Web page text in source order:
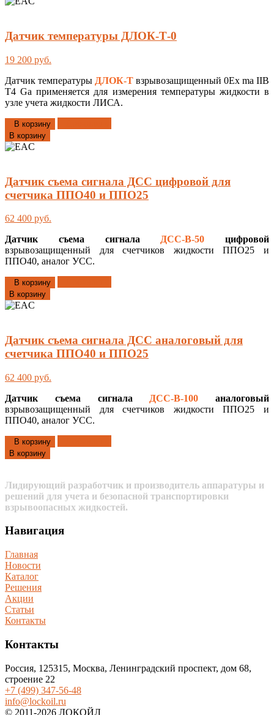
Датчик температуры ДЛОК-Т-0
19 200 руб.
Датчик температуры ДЛОК-Т взрывозащищенный 0Еx ma IIВ
Т4 Ga применяется для измерения температуры жидкости в
узле учета жидкости ЛИСА.
В корзину
В корзину
Датчик съема сигнала ДСС цифровой для
счетчика ППО40 и ППО25
62 400 руб.
Датчик съема сигнала
ДСС-В-50
цифровой
взрывозащищенный для счетчиков жидкости ППО25 и
ППО40, аналог УСС.
В корзину
В корзину
Датчик съема сигнала ДСС аналоговый для
счетчика ППО40 и ППО25
62 400 руб.
Датчик съема сигнала
ДСС-В-100
аналоговый
взрывозащищенный для счетчиков жидкости ППО25 и
ППО40, аналог УСС.
В корзину
В корзину
Лидирующий разработчик и производитель аппаратуры и
решений для учета и безопасной транспортировки
взрывоопасных жидкостей.
Навигация
Главная
Новости
Каталог
Решения
Акции
Статьи
Контакты
Контакты
Россия, 125315, Москва, Ленинградский проспект, дом 68,
строение 22
+7 (499) 347-56-48
info@lockoil.ru
© 2011-2026 ЛОКОЙЛ